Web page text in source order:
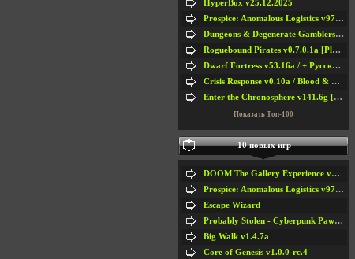
HyperBox v25.12.2025
Prospice: Anomalous Logistics v97 [Playtest]
Dungeons & Degenerate Gamblers v2.0.2a
Roguebound Pirates v0.7.0.1a [Playtest]
Dwarf Fortress v53.16a / + Русская Версия v50.12a
Crisis Response v0.10a / Blood & Bullet
Enter the Chronosphere v141.6g [Steam Early Access]
Показать Топ-100
10 новых игр
DOOM The Gallery Experience v1.4.2
Prospice: Anomalous Logistics v97 [Playtest]
Escape Wizard
Probably Stolen - Cyberpunk Pawnshop Simulator v048c [Playtest]
Big Walk v1.4.7a
Core of Genesis v1.0.0-rc.4